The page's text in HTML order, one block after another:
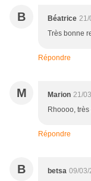
B Béatrice 21/
Très bonne
Répondre
M Marion 21/
Rhoooo,
Répondre
B betsa 09/03/